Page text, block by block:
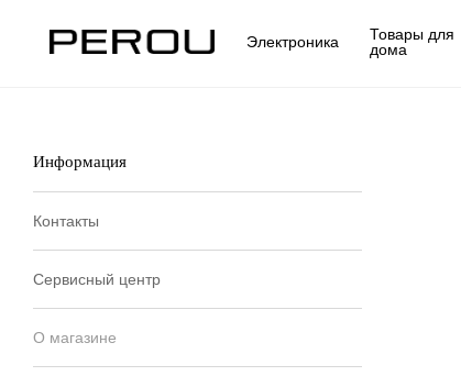
Электроника Товары для
дома
Информация
Контакты
Сервисный центр
О магазине